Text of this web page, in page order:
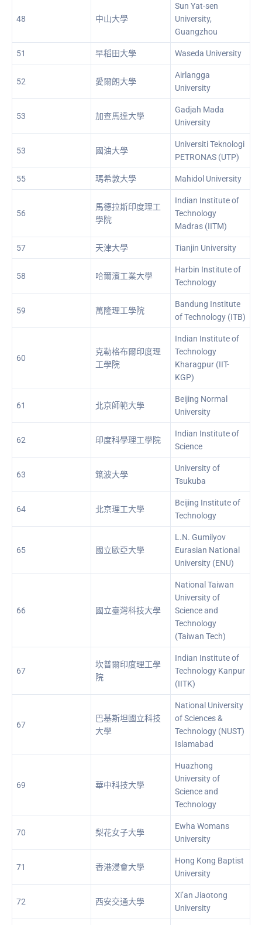
48 中山大學
Sun Yat-sen
University,
Guangzhou
51 早稻田大學 Waseda University
52 愛爾朗大學
Airlangga
University
53 加查馬達大學
Gadjah Mada
University
53 國油大學
Universiti Teknologi
PETRONAS (UTP)
55 瑪希敦大學 Mahidol University
56
馬德拉斯印度理工
學院
Indian Institute of
Technology
Madras (IITM)
57 天津大學 Tianjin University
58 哈爾濱工業大學
Harbin Institute of
Technology
59 萬隆理工學院
Bandung Institute
of Technology (ITB)
60
克勒格布爾印度理
工學院
Indian Institute of
Technology
Kharagpur (IIT-
KGP)
61 北京師範大學
Beijing Normal
University
62 印度科學理工學院
Indian Institute of
Science
63 筑波大學
University of
Tsukuba
64 北京理工大學
Beijing Institute of
Technology
65 國立歐亞大學
L.N. Gumilyov
Eurasian National
University (ENU)
66 國立臺灣科技大學
National Taiwan
University of
Science and
Technology
(Taiwan Tech)
67
坎普爾印度理工學
院
Indian Institute of
Technology Kanpur
(IITK)
67
巴基斯坦國立科技
大學
National University
of Sciences &
Technology (NUST)
Islamabad
69 華中科技大學
Huazhong
University of
Science and
Technology
70 梨花女子大學
Ewha Womans
University
71 香港浸會大學
Hong Kong Baptist
University
72 西安交通大學
Xi’an Jiaotong
University